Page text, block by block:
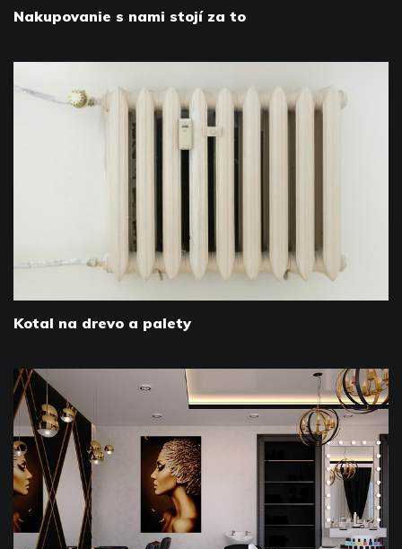
Nakupovanie s nami stojí za to
Kotal na drevo a palety